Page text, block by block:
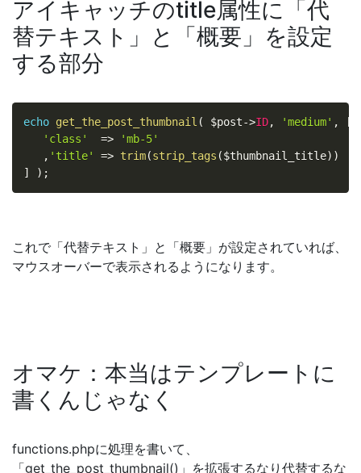
アイキャッチのtitle属性に「代
替テキスト」と「概要」を設定
する部分
echo get_the_post_thumbnail ( $post->ID, 'medium' ,
'class'
=>
'mb-5'
, 'title' => trim(strip_tags ($thumbnail_title) )
]
) ;
これで「代替テキスト」と「概要」が設定されていれば、
マウスオーバーで表示されるようになります。
オマケ：本当はテンプレートに
書くんじゃなく
functions.phpに処理を書いて、
「get_the_post_thumbnail()」を拡張するなり代替するな